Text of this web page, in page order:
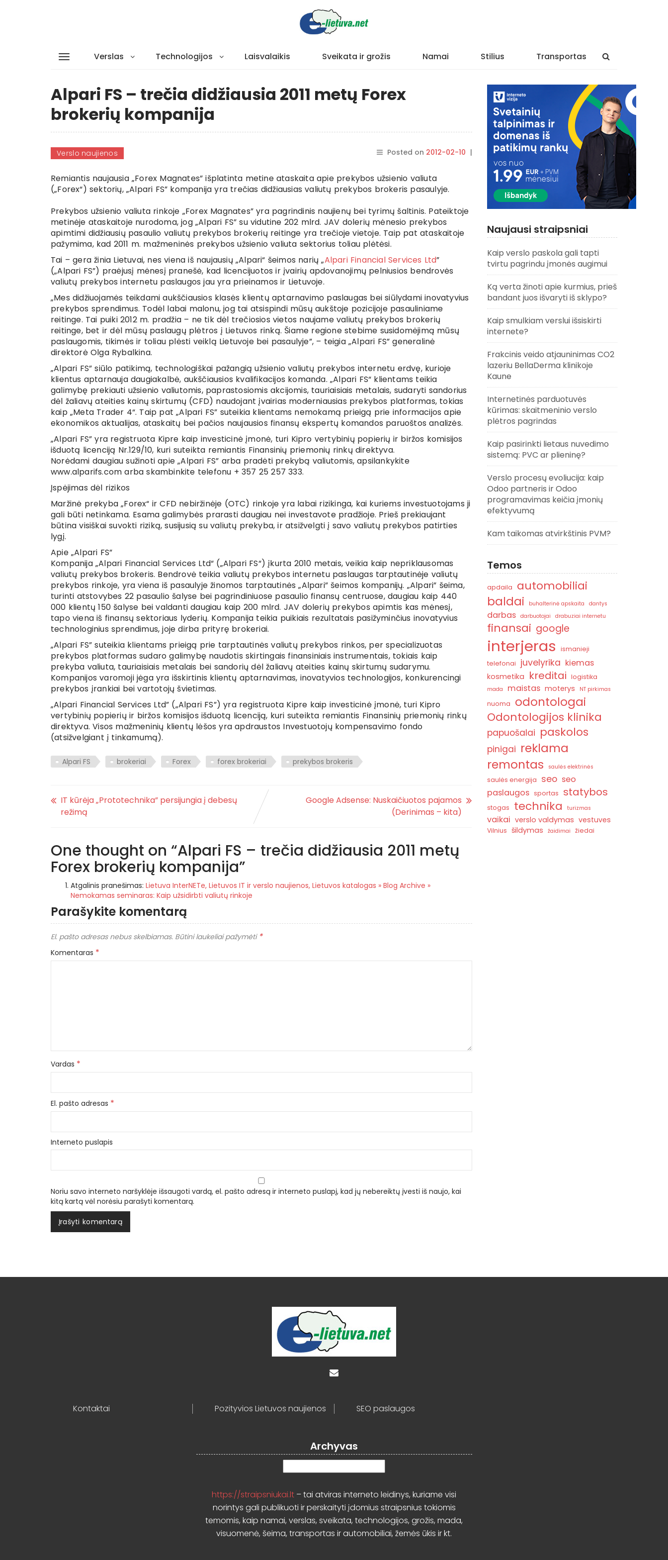
Verslas Technologijos Laisvalaikis Sveikata ir grožis Namai Stilius Transportas
Alpari FS – trečia didžiausia 2011 metų Forex
brokerių kompanija
Verslo naujienos Posted on 2012-02-10 |
rasytojas
Remiantis naujausia „Forex Magnates” išplatinta metine ataskaita apie prekybos užsienio valiuta
(„Forex“) sektorių, „Alpari FS” kompanija yra trečias didžiausias valiutų prekybos brokeris pasaulyje.
Prekybos užsienio valiuta rinkoje „Forex Magnates” yra pagrindinis naujienų bei tyrimų šaltinis. Pateiktoje
metinėje ataskaitoje nurodoma, jog „Alpari FS” su vidutine 202 mlrd. JAV dolerių mėnesio prekybos
apimtimi didžiausių pasaulio valiutų prekybos brokerių reitinge yra trečioje vietoje. Taip pat ataskaitoje
pažymima, kad 2011 m. mažmeninės prekybos užsienio valiuta sektorius toliau plėtėsi.
Tai – gera žinia Lietuvai, nes viena iš naujausių „Alpari“ šeimos narių „Alpari Financial Services Ltd”
(„Alpari FS”) praėjusį mėnesį pranešė, kad licencijuotos ir įvairių apdovanojimų pelniusios bendrovės
valiutų prekybos internetu paslaugos jau yra prieinamos ir Lietuvoje.
„Mes didžiuojamės teikdami aukščiausios klasės klientų aptarnavimo paslaugas bei siūlydami inovatyvius
prekybos sprendimus. Todėl labai malonu, jog tai atsispindi mūsų aukštoje pozicijoje pasauliniame
reitinge. Tai puiki 2012 m. pradžia – ne tik dėl trečiosios vietos naujame valiutų prekybos brokerių
reitinge, bet ir dėl mūsų paslaugų plėtros į Lietuvos rinką. Šiame regione stebime susidomėjimą mūsų
paslaugomis, tikimės ir toliau plėsti veiklą Lietuvoje bei pasaulyje”, – teigia „Alpari FS” generalinė
direktorė Olga Rybalkina.
„Alpari FS” siūlo patikimą, technologiškai pažangią užsienio valiutų prekybos internetu erdvę, kurioje
klientus aptarnauja daugiakalbė, aukščiausios kvalifikacijos komanda. „Alpari FS“ klientams teikia
galimybę prekiauti užsienio valiutomis, paprastosiomis akcijomis, tauriaisiais metalais, sudaryti sandorius
dėl žaliavų ateities kainų skirtumų (CFD) naudojant įvairias moderniausias prekybos platformas, tokias
kaip „Meta Trader 4“. Taip pat „Alpari FS” suteikia klientams nemokamą prieigą prie informacijos apie
ekonomikos aktualijas, ataskaitų bei pačios naujausios finansų ekspertų komandos paruoštos analizės.
„Alpari FS” yra registruota Kipre kaip investicinė įmonė, turi Kipro vertybinių popierių ir biržos komisijos
išduotą licenciją Nr.129/10, kuri suteikta remiantis Finansinių priemonių rinkų direktyva.
Norėdami daugiau sužinoti apie „Alpari FS” arba pradėti prekybą valiutomis, apsilankykite
www.alparifs.com arba skambinkite telefonu + 357 25 257 333.
Įspėjimas dėl rizikos
Maržinė prekyba „Forex“ ir CFD nebiržinėje (OTC) rinkoje yra labai rizikinga, kai kuriems investuotojams ji
gali būti netinkama. Esama galimybės prarasti daugiau nei investavote pradžioje. Prieš prekiaujant
būtina visiškai suvokti riziką, susijusią su valiutų prekyba, ir atsižvelgti į savo valiutų prekybos patirties
lygį.
Apie „Alpari FS”
Kompanija „Alpari Financial Services Ltd“ („Alpari FS“) įkurta 2010 metais, veikia kaip nepriklausomas
valiutų prekybos brokeris. Bendrovė teikia valiutų prekybos internetu paslaugas tarptautinėje valiutų
prekybos rinkoje, yra viena iš pasaulyje žinomos tarptautinės „Alpari” šeimos kompanijų. „Alpari” šeima,
turinti atstovybes 22 pasaulio šalyse bei pagrindiniuose pasaulio finansų centruose, daugiau kaip 440
000 klientų 150 šalyse bei valdanti daugiau kaip 200 mlrd. JAV dolerių prekybos apimtis kas mėnesį,
tapo viena iš finansų sektoriaus lyderių. Kompanija teikia puikiais rezultatais pasižyminčius inovatyvius
technologinius sprendimus, joje dirba prityrę brokeriai.
„Alpari FS” suteikia klientams prieigą prie tarptautinės valiutų prekybos rinkos, per specializuotas
prekybos platformas sudaro galimybę naudotis skirtingais finansiniais instrumentais, tokiais kaip
prekyba valiuta, tauriaisiais metalais bei sandorių dėl žaliavų ateities kainų skirtumų sudarymu.
Kompanijos varomoji jėga yra išskirtinis klientų aptarnavimas, inovatyvios technologijos, konkurencingi
prekybos įrankiai bei vartotojų švietimas.
„Alpari Financial Services Ltd” („Alpari FS”) yra registruota Kipre kaip investicinė įmonė, turi Kipro
vertybinių popierių ir biržos komisijos išduotą licenciją, kuri suteikta remiantis Finansinių priemonių rinkų
direktyva. Visos mažmeninių klientų lėšos yra apdraustos Investuotojų kompensavimo fondo
(atsižvelgiant į tinkamumą).
Alpari FS brokeriai Forex forex brokeriai prekybos brokeris
IT kūrėja „Prototechnika” persijungia į debesų
režimą
Google Adsense: Nuskaičiuotos pajamos
(Derinimas – kita)
One thought on “Alpari FS – trečia didžiausia 2011 metų
Forex brokerių kompanija”
Atgalinis pranešimas: Lietuva InterNETe, Lietuvos IT ir verslo naujienos, Lietuvos katalogas » Blog Archive »
Nemokamas seminaras: Kaip užsidirbti valiutų rinkoje
Parašykite komentarą
El. pašto adresas nebus skelbiamas. Būtini laukeliai pažymėti *
Komentaras *
Vardas *
El. pašto adresas *
Interneto puslapis
Noriu savo interneto naršyklėje išsaugoti vardą, el. pašto adresą ir interneto puslapį, kad jų nebereiktų įvesti iš naujo, kai
kitą kartą vėl norėsiu parašyti komentarą.
Naujausi straipsniai
Kaip verslo paskola gali tapti
tvirtu pagrindu įmonės augimui
Ką verta žinoti apie kurmius, prieš
bandant juos išvaryti iš sklypo?
Kaip smulkiam verslui išsiskirti
internete?
Frakcinis veido atjauninimas CO2
lazeriu BellaDerma klinikoje
Kaune
Internetinės parduotuvės
kūrimas: skaitmeninio verslo
plėtros pagrindas
Kaip pasirinkti lietaus nuvedimo
sistemą: PVC ar plieninę?
Verslo procesų evoliucija: kaip
Odoo partneris ir Odoo
programavimas keičia įmonių
efektyvumą
Kam taikomas atvirkštinis PVM?
Temos
apdaila automobiliai
baldai buhalterinė apskaita dantys
darbas darbuotojai drabuziai internetu
finansai google
interjeras
ismanieji
telefonai
juvelyrika kiemas
kosmetika kreditai logistika
mada maistas moterys NT pirkimas
nuoma odontologai
Odontologijos klinika
papuošalai paskolos
pinigai reklama
remontas
saulės elektrinės
saulės energija seo seo
paslaugos sportas statybos
stogas technika turizmas
vaikai verslo valdymas vestuves
Vilnius šildymas žaidimai žiedai
Kontaktai Pozityvios Lietuvos naujienos SEO paslaugos
Archyvas
https://straipsniukai.lt – tai atviras interneto leidinys, kuriame visi
norintys gali publikuoti ir perskaityti įdomius straipsnius tokiomis
temomis, kaip namai, verslas, sveikata, technologijos, grožis, mada,
visuomenė, šeima, transportas ir automobiliai, žemės ūkis ir kt.